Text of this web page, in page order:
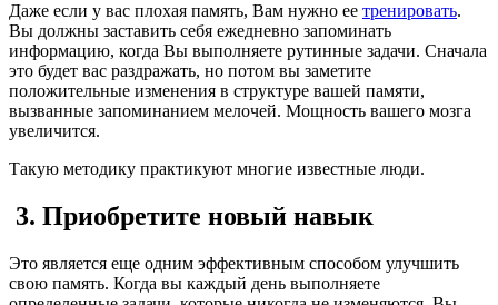
Даже если у вас плохая память, Вам нужно ее тренировать.
Вы должны заставить себя ежедневно запоминать
информацию, когда Вы выполняете рутинные задачи. Сначала
это будет вас раздражать, но потом вы заметите
положительные изменения в структуре вашей памяти,
вызванные запоминанием мелочей. Мощность вашего мозга
увеличится.
Такую методику практикуют многие известные люди.
3. Приобретите новый навык
Это является еще одним эффективным способом улучшить
свою память. Когда вы каждый день выполняете